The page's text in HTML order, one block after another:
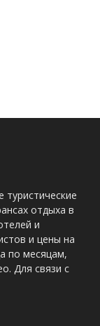
отдыха в
и
и цены на
по месяцам,
Для связи с